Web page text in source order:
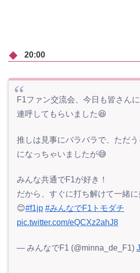
20:00
F1ファン交流会、今日も皆さん
連呼してもらいました😆
推しは見事にバラバラで、ただ
になっちゃいましたが😅
みんな共通でF1が好き！
だから、すぐに打ち解けて一緒
😊#f1jp #みんなでF1トモダチ
pic.twitter.com/eQCXz2ahJ8
— みんなでF1 (@minna_de_F1)